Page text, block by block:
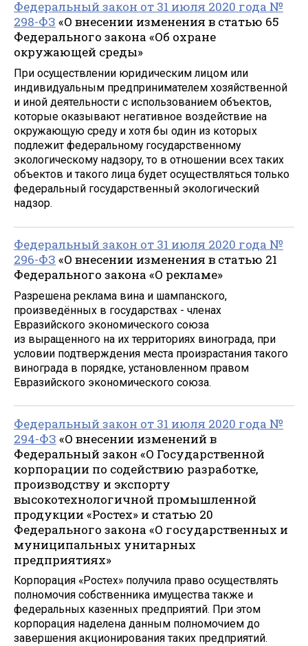
Федеральный закон от 31 июля 2020 года №
298-ФЗ «О внесении изменения в статью 65
Федерального закона «Об охране
окружающей среды»
При осуществлении юридическим лицом или
индивидуальным предпринимателем хозяйственной
и иной деятельности с использованием объектов,
которые оказывают негативное воздействие на
окружающую среду и хотя бы один из которых
подлежит федеральному государственному
экологическому надзору, то в отношении всех таких
объектов и такого лица будет осуществляться только
федеральный государственный экологический
надзор.
Федеральный закон от 31 июля 2020 года №
296-ФЗ «О внесении изменения в статью 21
Федерального закона «О рекламе»
Разрешена реклама вина и шампанского,
произведённых в государствах - членах
Евразийского экономического союза
из выращенного на их территориях винограда, при
условии подтверждения места произрастания такого
винограда в порядке, установленном правом
Евразийского экономического союза.
Федеральный закон от 31 июля 2020 года №
294-ФЗ «О внесении изменений в
Федеральный закон «О Государственной
корпорации по содействию разработке,
производству и экспорту
высокотехнологичной промышленной
продукции «Ростех» и статью 20
Федерального закона «О государственных и
муниципальных унитарных
предприятиях»
Корпорация «Ростех» получила право осуществлять
полномочия собственника имущества также и
федеральных казенных предприятий. При этом
корпорация наделена данным полномочием до
завершения акционирования таких предприятий.